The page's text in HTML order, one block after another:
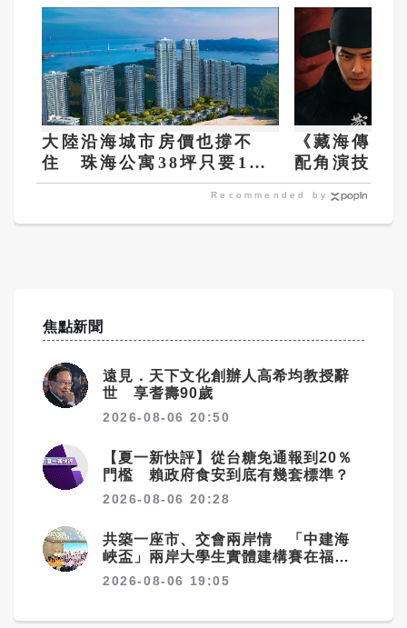
大陸沿海城市房價也撐不
住 珠海公寓38坪只要100
萬台幣
《藏海傳》
配角演技爆
一
Recommended by
焦點新聞
遠見．天下文化創辦人高希均教授辭
世 享耆壽90歲
2026-08-06 20:50
【夏一新快評】從台糖免通報到20％
門檻 賴政府食安到底有幾套標準？
2026-08-06 20:28
共築一座市、交會兩岸情 「中建海
峽盃」兩岸大學生實體建構賽在福州
落幕
2026-08-06 19:05